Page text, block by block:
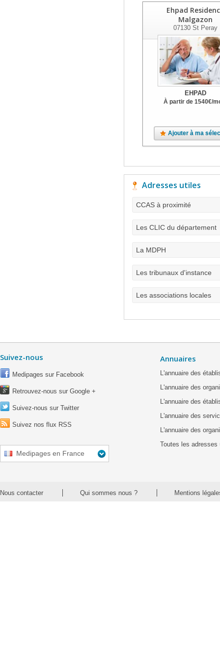
Ehpad
Malgazon
07130St Peray
EHPAD
À partir de 1540€/
Ajouter à ma
Adresses utiles
CCAS à proximité
Les CLIC du département
La MDPH
Les tribunaux d'instance
Les associations locales
Suivez-nous
Medipages sur Facebook
Retrouvez-nous sur Google +
Suivez-nous sur Twitter
Suivez nos flux RSS
Medipages en France
Annuaires
L'annuaire des
L'annuaire des
L'annuaire des
L'annuaire des
L'annuaire des
Toutes les adresses
Nous contacter Qui sommes nous ? Mentions